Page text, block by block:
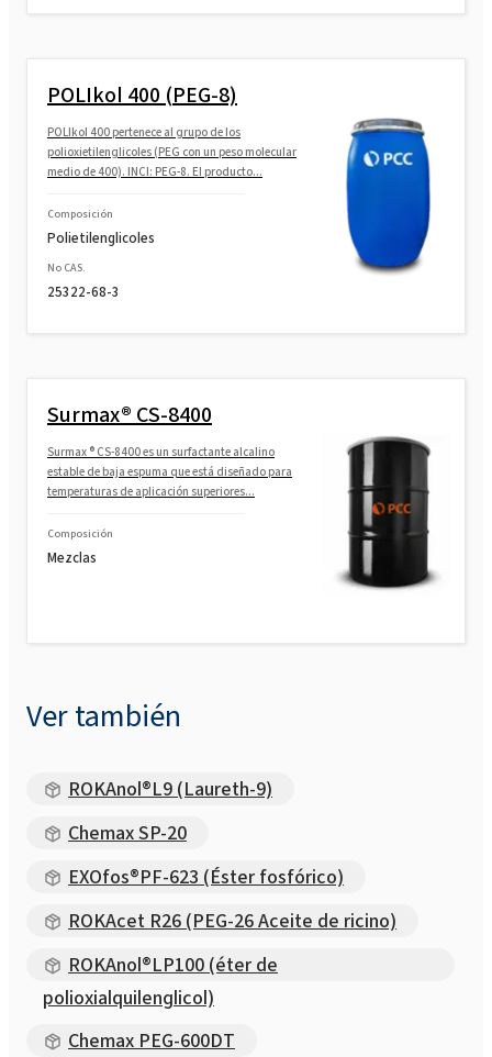
POLIkol 400 (PEG-8)
POLIkol 400 pertenece al grupo de los
polioxietilenglicoles (PEG con un peso molecular
medio de 400). INCI: PEG-8. El producto...
Composición
Polietilenglicoles
No CAS.
25322-68-3
Surmax® CS-8400
Surmax ® CS-8400 es un surfactante alcalino
estable de baja espuma que está diseñado para
temperaturas de aplicación superiores...
Composición
Mezclas
Ver también
ROKAnol®L9 (Laureth-9)
Chemax SP-20
EXOfos®PF-623 (Éster fosfórico)
ROKAcet R26 (PEG-26 Aceite de ricino)
ROKAnol®LP100 (éter de
polioxialquilenglicol)
Chemax PEG-600DT